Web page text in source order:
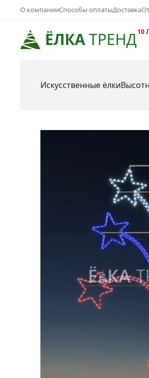
ЁЛКАТРЕНД10
О компанииСпособы оплатыДоставка
Искусственные ёлки